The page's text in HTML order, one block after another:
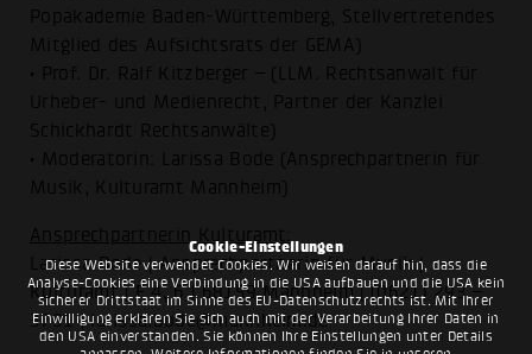
Cookie-Einstellungen
Diese Website verwendet Cookies. Wir weisen darauf hin, dass die
Analyse-Cookies eine Verbindung in die USA aufbauen und die USA kein
sicherer Drittstaat im Sinne des EU-Datenschutzrechts ist. Mit Ihrer
Einwilligung erklären Sie sich auch mit der Verarbeitung Ihrer Daten in
den USA einverstanden. Sie können Ihre Einstellungen unter Details
Popakademie Baden-Württemberg, Stellvertretendes
Mitglied des Aufsichtsrats der GEMA)
• Prof. Dr. Ralf Kitzberger – (LLM. Rechtsanwalt für
Urheber- und Medienrecht, Partner der Kanzlei
Schickhardt Rechtsanwälte)
• Moderatorin: Larissa Bode (Ansprechpartnerin für
Musik, Kulturamt Mannheim)
Ansprechpartnerin Kulturamt:
Larissa Bode | Ansprechpartnerin für Musik |
Kulturamt | E 4, 6 | 68159 Mannheim | (0621) 293 –
3791 | larissa.bode@mannheim.de